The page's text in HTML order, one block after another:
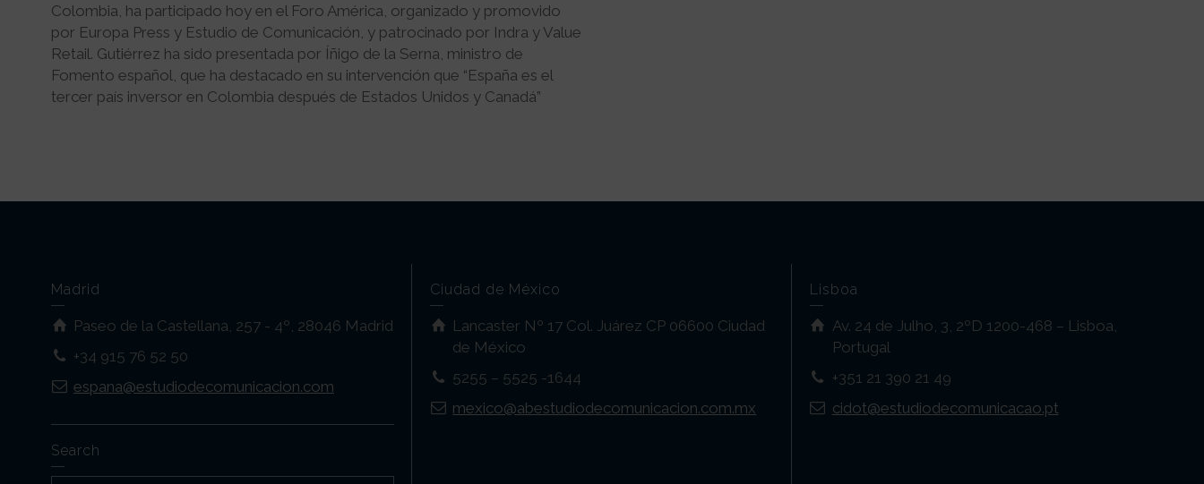
Colombia, ha participado hoy en el Foro América, organizado y promovido
por Europa Press y Estudio de Comunicación, y patrocinado por Indra y Value
Retail. Gutiérrez ha sido presentada por Íñigo de la Serna, ministro de
Fomento español, que ha destacado en su intervención que “España es el
tercer país inversor en Colombia después de Estados Unidos y Canadá”
Madrid
Paseo de la Castellana, 257 - 4º, 28046 Madrid
+34 915 76 52 50
espana@estudiodecomunicacion.com
Search
Ciudad de México
Lancaster Nº 17 Col. Juárez CP 06600 Ciudad
de México
5255 – 5525 -1644
mexico@abestudiodecomunicacion.com.mx
Lisboa
Av. 24 de Julho, 3, 2ºD 1200-468 – Lisboa,
Portugal
+351 21 390 21 49
cidot@estudiodecomunicacao.pt